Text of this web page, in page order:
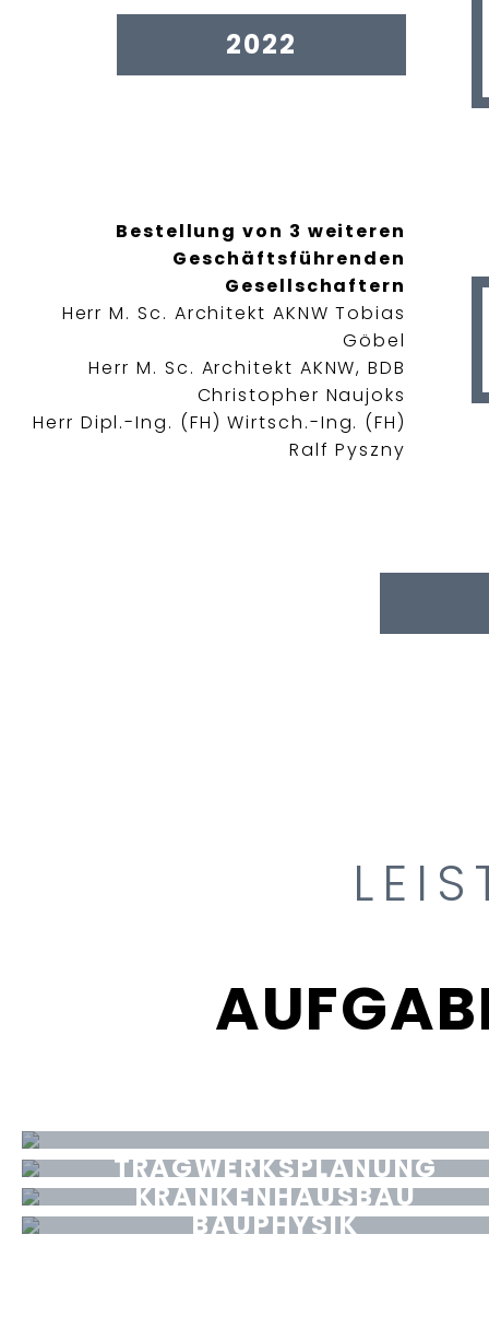
2022
Bestellung von 3 weiteren
Geschäftsführenden
Gesellschaftern
Herr M. Sc. Architekt AKNW Tobias
Göbel
Herr M. Sc. Architekt AKNW, BDB
Christopher Naujoks
Herr Dipl.-Ing. (FH) Wirtsch.-Ing. (FH)
Ralf Pyszny
ZERTIFIZIERUNG
TRAGWERKSPLANUNG
KRANKENHAUSBAU
BAUPHYSIK